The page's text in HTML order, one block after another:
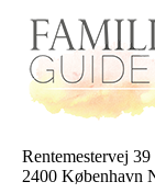
Rentemestervej 39
2400 København